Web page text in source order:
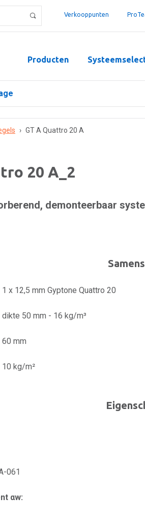
Verkooppunten
Producten
› GT A Quattro 20 A
20 A_2
demonteerbaar
1 x 12,5 mm Gyptone Quattro 20
dikte 50 mm - 16 kg/m³
60 mm
10 kg/m²
061
αw: